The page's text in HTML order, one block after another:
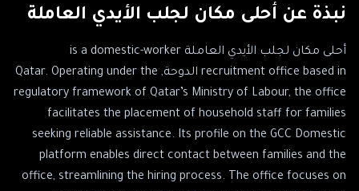
نبذة عن أحلى مكان لجلب الأيدي العاملة
أحلى مكان لجلب الأيدي العاملة is a domestic-worker
recruitment office based in الدوحة, Qatar. Operating under the
regulatory framework of Qatar’s Ministry of Labour, the office
facilitates the placement of household staff for families
seeking reliable assistance. Its profile on the GCC Domestic
platform enables direct contact between families and the
office, streamlining the hiring process. The office focuses on